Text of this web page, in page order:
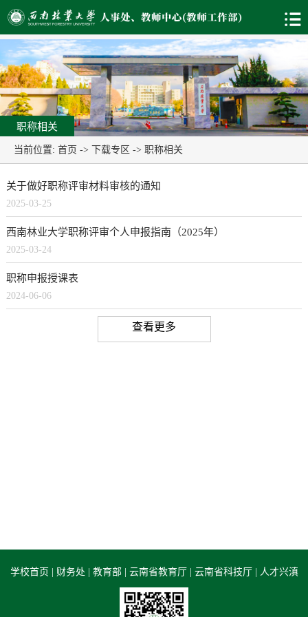
职称相关
当前位置: 首页 -> 下载专区 -> 职称相关
关于做好职称评审材料审核的通知
2025-03-25
西南林业大学职称评审个人申报指南（2025年）
2025-03-24
职称申报授课表
2024-06-06
查看更多
学校首页 财务处 教育部 云南省教育厅 云南省科技厅 人才兴滇